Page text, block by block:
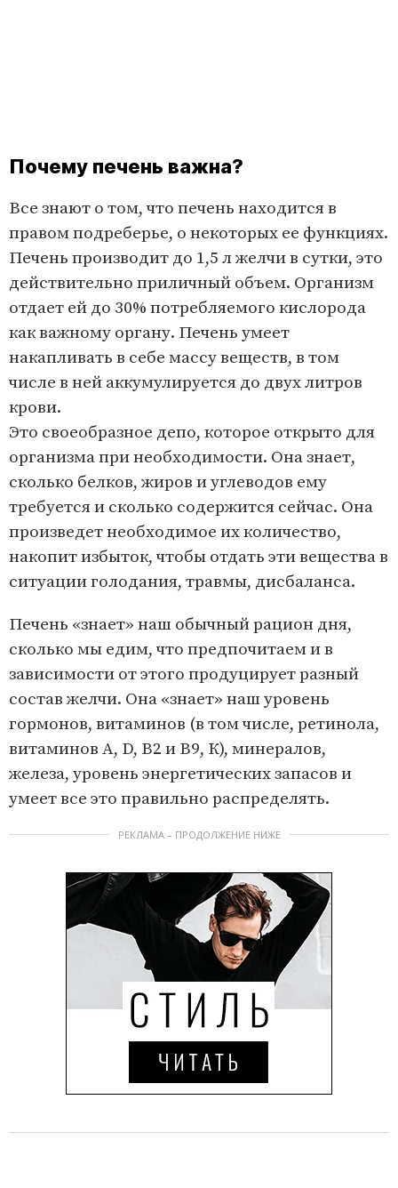
Почему печень важна?
Все знают о том, что печень находится в
правом подреберье, о некоторых ее функциях.
Печень производит до 1,5 л желчи в сутки, это
действительно приличный объем. Организм
отдает ей до 30% потребляемого кислорода
как важному органу. Печень умеет
накапливать в себе массу веществ, в том
числе в ней аккумулируется до двух литров
крови.
Это своеобразное депо, которое открыто для
организма при необходимости. Она знает,
сколько белков, жиров и углеводов ему
требуется и сколько содержится сейчас. Она
произведет необходимое их количество,
накопит избыток, чтобы отдать эти вещества в
ситуации голодания, травмы, дисбаланса.
Печень «знает» наш обычный рацион дня,
сколько мы едим, что предпочитаем и в
зависимости от этого продуцирует разный
состав желчи. Она «знает» наш уровень
гормонов, витаминов (в том числе, ретинола,
витаминов А, D, В2 и В9, К), минералов,
железа, уровень энергетических запасов и
умеет все это правильно распределять.
РЕКЛАМА – ПРОДОЛЖЕНИЕ НИЖЕ